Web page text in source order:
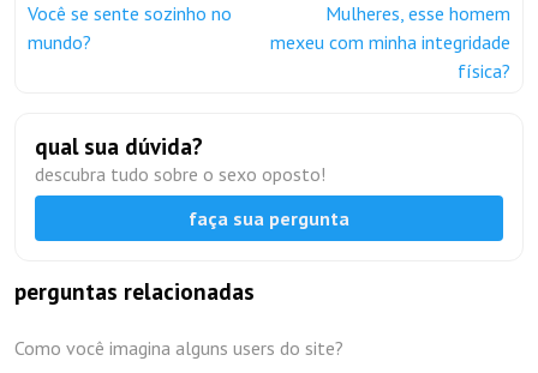
Você se sente sozinho no
mundo?
Mulheres, esse homem
mexeu com minha integridade
física?
qual sua dúvida?
descubra tudo sobre o sexo oposto!
faça sua pergunta
perguntas relacionadas
Como você imagina alguns users do site?